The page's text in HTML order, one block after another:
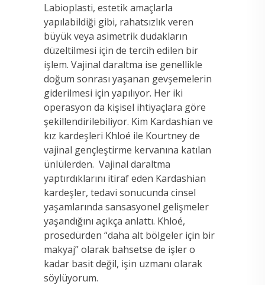
Labioplasti, estetik amaçlarla
yapılabildiği gibi, rahatsızlık veren
büyük veya asimetrik dudakların
düzeltilmesi için de tercih edilen bir
işlem. Vajinal daraltma ise genellikle
doğum sonrası yaşanan gevşemelerin
giderilmesi için yapılıyor. Her iki
operasyon da kişisel ihtiyaçlara göre
şekillendirilebiliyor. Kim Kardashian ve
kız kardeşleri Khloé ile Kourtney de
vajinal gençleştirme kervanına katılan
ünlülerden. Vajinal daraltma
yaptırdıklarını itiraf eden Kardashian
kardeşler, tedavi sonucunda cinsel
yaşamlarında sansasyonel gelişmeler
yaşandığını açıkça anlattı. Khloé,
prosedürden “daha alt bölgeler için bir
makyaj” olarak bahsetse de işler o
kadar basit değil, işin uzmanı olarak
söylüyorum.